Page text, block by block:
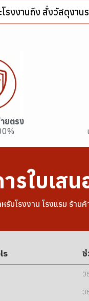
ผ้าเย็บ
ตือน
ไฟ
โรงงานถึง สั่งวัสดุงา
ยตรง
รใบเสน
รับโรงงาน โรงแรม ร้านค้
วิ
วิ